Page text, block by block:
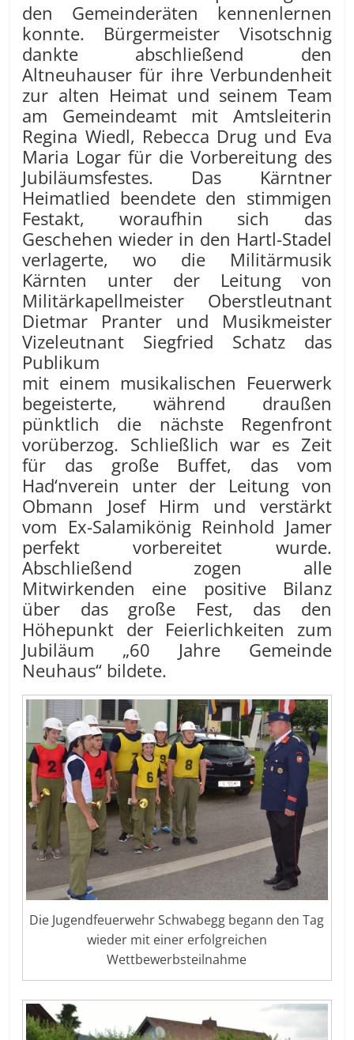
den Gemeinderäten kennenlernen
konnte. Bürgermeister Visotschnig
dankte abschließend den
Altneuhauser für ihre Verbundenheit
zur alten Heimat und seinem Team
am Gemeindeamt mit Amtsleiterin
Regina Wiedl, Rebecca Drug und Eva
Maria Logar für die Vorbereitung des
Jubiläumsfestes. Das Kärntner
Heimatlied beendete den stimmigen
Festakt, woraufhin sich das
Geschehen wieder in den Hartl-Stadel
verlagerte, wo die Militärmusik
Kärnten unter der Leitung von
Militärkapellmeister Oberstleutnant
Dietmar Pranter und Musikmeister
Vizeleutnant Siegfried Schatz das
Publikum
mit einem musikalischen Feuerwerk
begeisterte, während draußen
pünktlich die nächste Regenfront
vorüberzog. Schließlich war es Zeit
für das große Buffet, das vom
Had‘nverein unter der Leitung von
Obmann Josef Hirm und verstärkt
vom Ex-Salamikönig Reinhold Jamer
perfekt vorbereitet wurde.
Abschließend zogen alle
Mitwirkenden eine positive Bilanz
über das große Fest, das den
Höhepunkt der Feierlichkeiten zum
Jubiläum „60 Jahre Gemeinde
Neuhaus“ bildete.
Die Jugendfeuerwehr Schwabegg begann den Tag
wieder mit einer erfolgreichen
Wettbewerbsteilnahme